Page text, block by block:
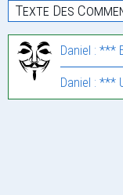
Texte Des
Daniel : ***
Daniel : ***